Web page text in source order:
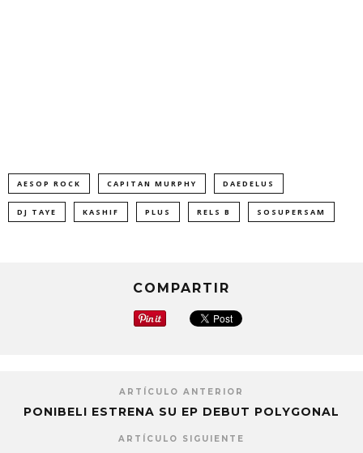
AESOP ROCK CAPITAN MURPHY DAEDELUS
DJ TAYE KASHIF PLUS RELS B SOSUPERSAM
COMPARTIR
ARTÍCULO ANTERIOR
PONIBELI ESTRENA SU EP DEBUT POLYGONAL
ARTÍCULO SIGUIENTE